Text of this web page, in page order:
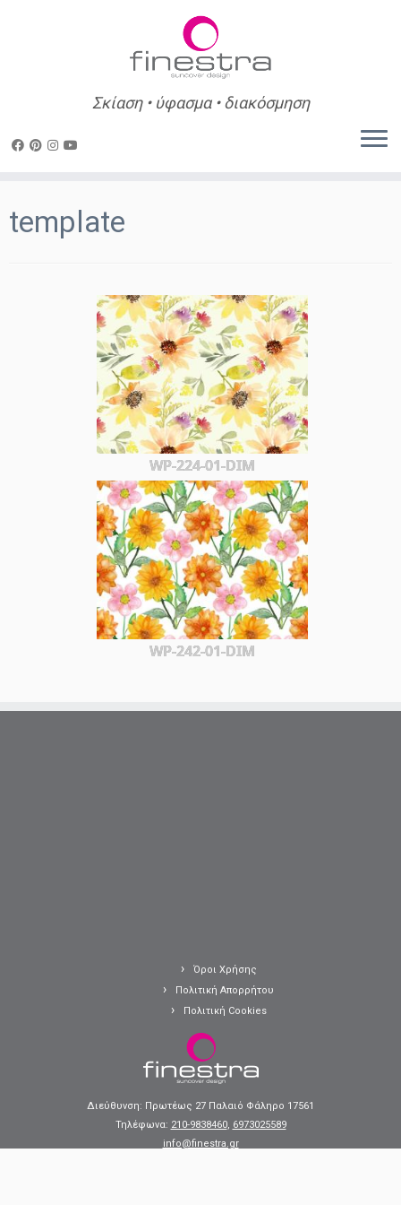
content
Σκίαση • ύφασμα • διακόσμηση
template
WP-224-01-DIM
WP-242-01-DIM
Όροι Χρήσης
Πολιτική Απορρήτου
Πολιτική Cookies
Διεύθυνση: Πρωτέως 27 Παλαιό Φάληρο 17561
Τηλέφωνα: 210-9838460, 6973025589
info@finestra.gr